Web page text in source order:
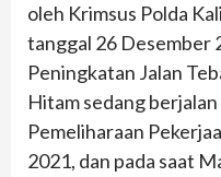
oleh Krimsus Polda
tanggal 26 Desember
Peningkatan Jalan
Hitam sedang
Pemeliharaan
2021, dan pada saat